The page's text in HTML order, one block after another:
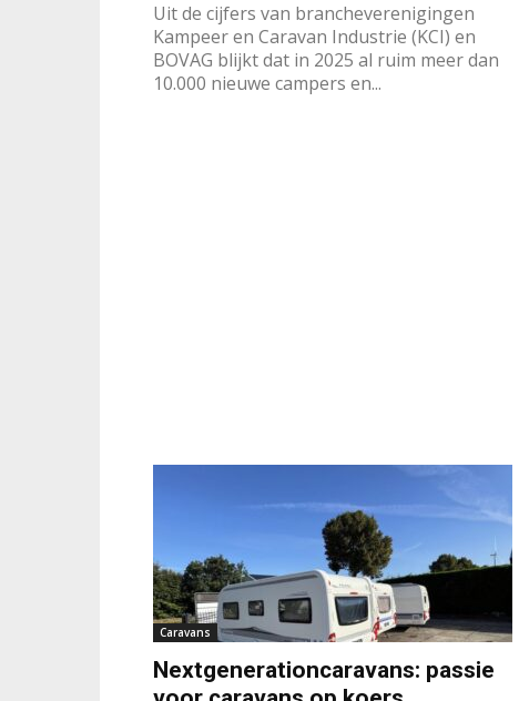
Uit de cijfers van brancheverenigingen
Kampeer en Caravan Industrie (KCI) en
BOVAG blijkt dat in 2025 al ruim meer dan
10.000 nieuwe campers en...
Caravans
Nextgenerationcaravans: passie